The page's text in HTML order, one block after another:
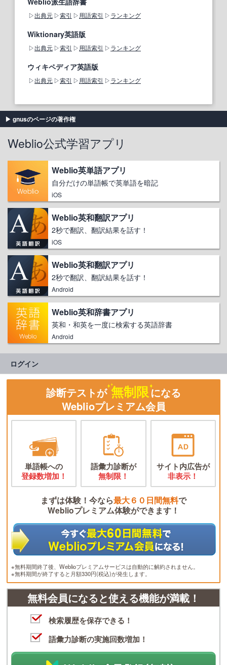
出典元 索引 用語索引 ランキング
Wiktionary英語版
出典元 索引 用語索引 ランキング
ウィキペディア英語版
出典元 索引 用語索引 ランキング
gnusのページの著作権
Weblio公式学習アプリ
Weblio英単語アプリ
自分だけの単語帳で英単語を暗記
iOS
Weblio英和翻訳アプリ
2秒で翻訳、翻訳結果を話す！
iOS
Weblio英和翻訳アプリ
2秒で翻訳、翻訳結果を話す！
Android
Weblio英和辞書アプリ
英和・和英を一度に検索する英語辞書
Android
ログイン
診断テストが 無制限になる
Weblioプレミアム会員
単語帳への
登録数増加！
語彙力診断が
無制限！
サイト内広告が
非表示！
まずは体験！今なら最大６０日間無料で
Weblioプレミアム体験ができます！
※無料期間終了後、Weblioプレミアムサービスは自動的に解約されません。
※無料期間が終了すると月額330円(税込)が発生します。
無料会員になると使える機能が満載！
検索履歴を保存できる！
語彙力診断の実施回数増加！